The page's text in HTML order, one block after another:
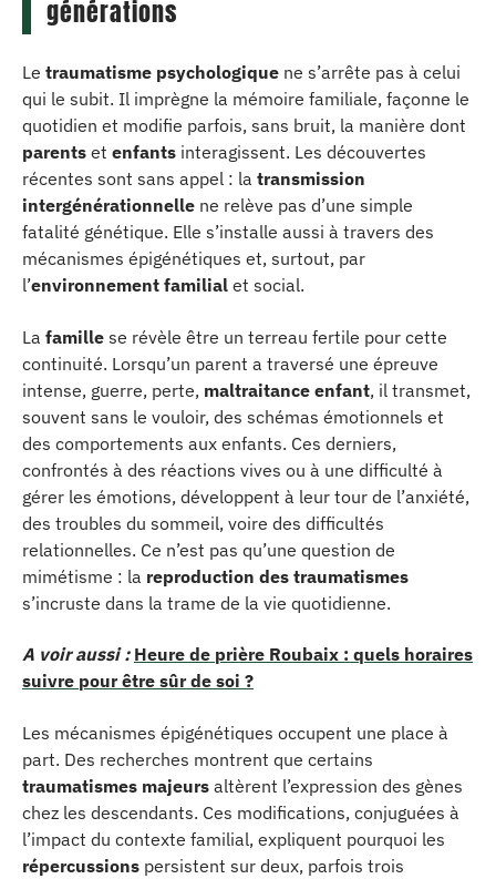
générations
Le traumatisme psychologique ne s’arrête pas à celui
qui le subit. Il imprègne la mémoire familiale, façonne le
quotidien et modifie parfois, sans bruit, la manière dont
parents et enfants interagissent. Les découvertes
récentes sont sans appel : la transmission
intergénérationnelle ne relève pas d’une simple
fatalité génétique. Elle s’installe aussi à travers des
mécanismes épigénétiques et, surtout, par
l’environnement familial et social.
La famille se révèle être un terreau fertile pour cette
continuité. Lorsqu’un parent a traversé une épreuve
intense, guerre, perte, maltraitance enfant, il transmet,
souvent sans le vouloir, des schémas émotionnels et
des comportements aux enfants. Ces derniers,
confrontés à des réactions vives ou à une difficulté à
gérer les émotions, développent à leur tour de l’anxiété,
des troubles du sommeil, voire des difficultés
relationnelles. Ce n’est pas qu’une question de
mimétisme : la reproduction des traumatismes
s’incruste dans la trame de la vie quotidienne.
A voir aussi : Heure de prière Roubaix : quels horaires
suivre pour être sûr de soi ?
Les mécanismes épigénétiques occupent une place à
part. Des recherches montrent que certains
traumatismes majeurs altèrent l’expression des gènes
chez les descendants. Ces modifications, conjuguées à
l’impact du contexte familial, expliquent pourquoi les
répercussions persistent sur deux, parfois trois